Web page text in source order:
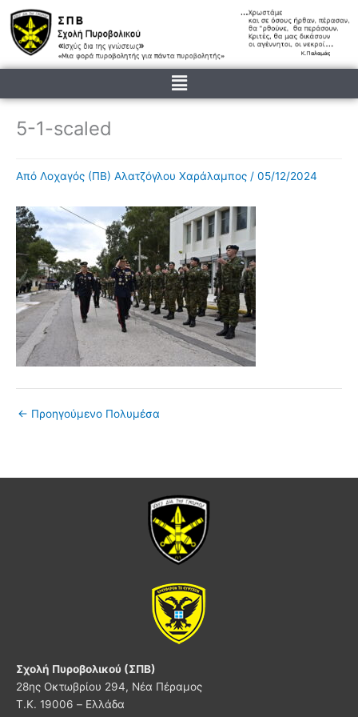
Μετάβαση
στο
περιεχόμενο
Menu
5-1-scaled
Από Λοχαγός (ΠΒ) Αλατζόγλου Χαράλαμπος / 05/12/2024
← Προηγούμενο Πολυμέσα
Σχολή Πυροβολικού (ΣΠΒ)
28ης Οκτωβρίου 294, Νέα Πέραμος
Τ.Κ. 19006 – Ελλάδα